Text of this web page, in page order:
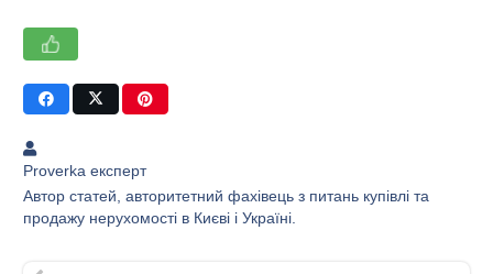
Proverka експерт
Автор статей, авторитетний фахівець з питань купівлі та
продажу нерухомості в Києві і Україні.